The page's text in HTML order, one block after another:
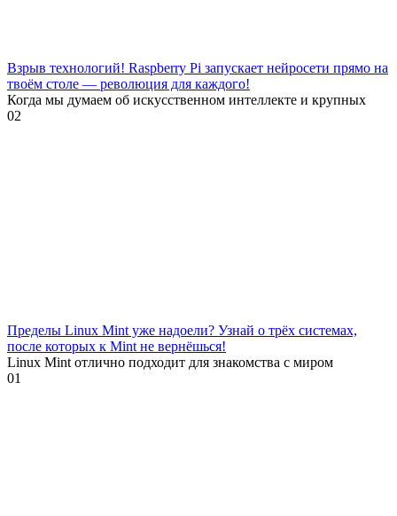
Взрыв технологий! Raspberry Pi запускает нейросети прямо на
твоём столе — революция для каждого!
Когда мы думаем об искусственном интеллекте и крупных
02
Пределы Linux Mint уже надоели? Узнай о трёх системах,
после которых к Mint не вернёшься!
Linux Mint отлично подходит для знакомства с миром
01